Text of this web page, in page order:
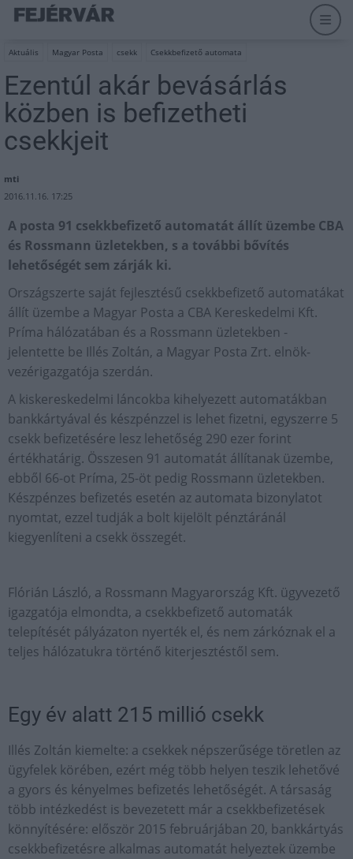
Aktuális Magyar Posta csekk Csekkbefizető automata
Ezentúl akár bevásárlás
közben is befizetheti
csekkjeit
mti
2016.11.16. 17:25
A posta 91 csekkbefizető automatát állít üzembe CBA
és Rossmann üzletekben, s a további bővítés
lehetőségét sem zárják ki.
Országszerte saját fejlesztésű csekkbefizető automatákat
állít üzembe a Magyar Posta a CBA Kereskedelmi Kft.
Príma hálózatában és a Rossmann üzletekben -
jelentette be Illés Zoltán, a Magyar Posta Zrt. elnök-
vezérigazgatója szerdán.
A kiskereskedelmi láncokba kihelyezett automatákban
bankkártyával és készpénzzel is lehet fizetni, egyszerre 5
csekk befizetésére lesz lehetőség 290 ezer forint
értékhatárig. Összesen 91 automatát állítanak üzembe,
ebből 66-ot Príma, 25-öt pedig Rossmann üzletekben.
Készpénzes befizetés esetén az automata bizonylatot
nyomtat, ezzel tudják a bolt kijelölt pénztáránál
kiegyenlíteni a csekk összegét.
Flórián László, a Rossmann Magyarország Kft. ügyvezető
igazgatója elmondta, a csekkbefizető automaták
telepítését pályázaton nyerték el, és nem zárkóznak el a
teljes hálózatukra történő kiterjesztéstől sem.
Egy év alatt 215 millió csekk
Illés Zoltán kiemelte: a csekkek népszerűsége töretlen az
ügyfelek körében, ezért még több helyen teszik lehetővé
a gyors és kényelmes befizetés lehetőségét. A társaság
több intézkedést is bevezetett már a csekkbefizetések
könnyítésére: először 2015 februárjában 20, bankkártyás
csekkbefizetésre alkalmas automatát helyeztek üzembe